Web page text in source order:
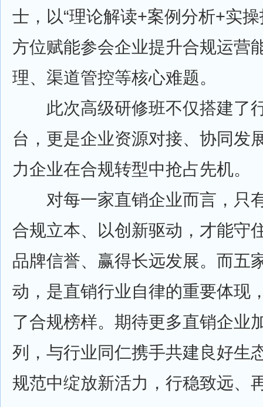
士，以“理论解读+案例分析+实
方位赋能参会企业提升合规运营
理、渠道管控等核心难题。
此次高级研修班不仅搭建了
台，更是企业资源对接、协同发
力企业在合规转型中抢占先机。
对每一家直销企业而言，只
合规立本、以创新驱动，才能守
品牌信誉、赢得长远发展。而五
动，是直销行业自律的重要体现
了合规榜样。期待更多直销企业
列，与行业同仁携手共建良好生
规范中绽放新活力，行稳致远、